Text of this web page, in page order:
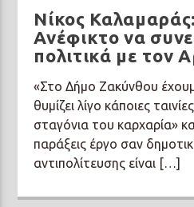
Prisma Radio 90,2
Νίκος Καλαμαράς:
Ανέφικτο να
πολιτικά με τον
«Στο Δήμο Ζακύνθου
θυμίζει λίγο κάποιες
σταγόνια του καρχαρία»
παράξεις έργο σαν
αντιπολίτευσης είναι […]